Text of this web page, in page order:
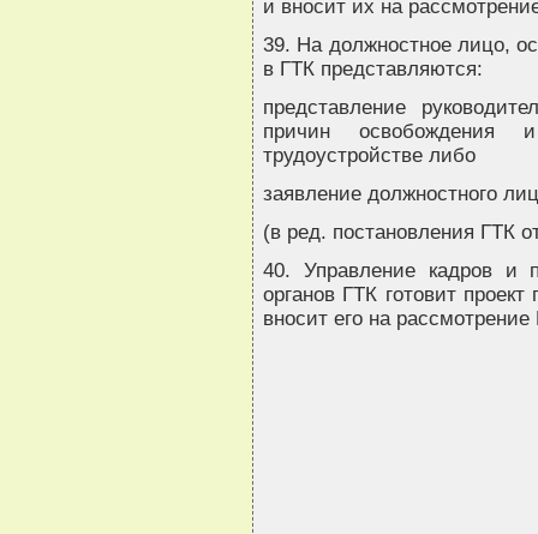
и вносит их на
39. На должностное лицо,
в ГТК представляются:
представление
причин
трудоустройстве либо
заявление должностного
(в ред. постановления ГТК
40. Управление кадров и
органов ГТК готовит
вносит его на